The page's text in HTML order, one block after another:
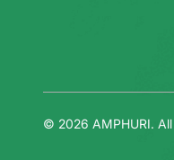
© 2026 AMPHURI. All